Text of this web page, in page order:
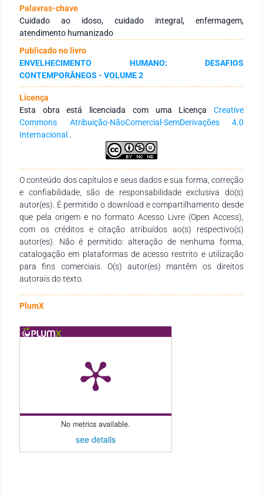
envelhecimento, analisando a assistência de enfermagem na
percepção do idoso, destacando sua importância no
tratamento humanizado, além de discutir o nível de
conhecimento dos profissionais de enfermagem sobre a
importância deste tratamento. MATERIAIS E MÉTODOS: O
estudo é uma revisão sistemática da literatura, pois utilizou
como fonte de dados literaturas já publicadas sobre o tema.
Os dados foram coletados, organizados, analisados e
interpretados a fim de publicar seu resultado final.
RESULTADOS E DISCUSSÃO: Os trabalhos utilizados foram
publicados entre os anos de 2007 a 2019, totalizando 27
artigos, sendo que aproximadamente 48,15 % (13 artigos)
foram publicados nos últimos 5 anos. Foram destacados em
principais achados sobre o cuidado integral e humanizado do
enfermeiro no processo de envelhecimento, organizados por
data de publicação. CONSIDERAÇÕES FINAIS: Conclui-se que,
a assistência e o cuidado integral e humanizado estão ligados
aos profissionais de enfermagem, que tem grande destaque
na aproximação direta com o paciente, porém ainda é
necessária uma capacitação profissional acerca da Política
Nacional de Atenção a Saúde do Idoso, para que haja uma
assistência de qualidade.
Palavras-chave
Cuidado ao idoso, cuidado integral, enfermagem,
atendimento humanizado
Publicado no livro
ENVELHECIMENTO HUMANO: DESAFIOS
CONTEMPORÂNEOS - VOLUME 2
Licença
Esta obra está licenciada com uma Licença Creative
Commons Atribuição-NãoComercial-SemDerivações 4.0
Internacional .
O conteúdo dos capítulos e seus dados e sua forma, correção
e confiabilidade, são de responsabilidade exclusiva do(s)
autor(es). É permitido o download e compartilhamento desde
que pela origem e no formato Acesso Livre (Open Access),
com os créditos e citação atribuídos ao(s) respectivo(s)
autor(es). Não é permitido: alteração de nenhuma forma,
catalogação em plataformas de acesso restrito e utilização
para fins comerciais. O(s) autor(es) mantêm os direitos
autorais do texto.
PlumX
No metrics available.
see details